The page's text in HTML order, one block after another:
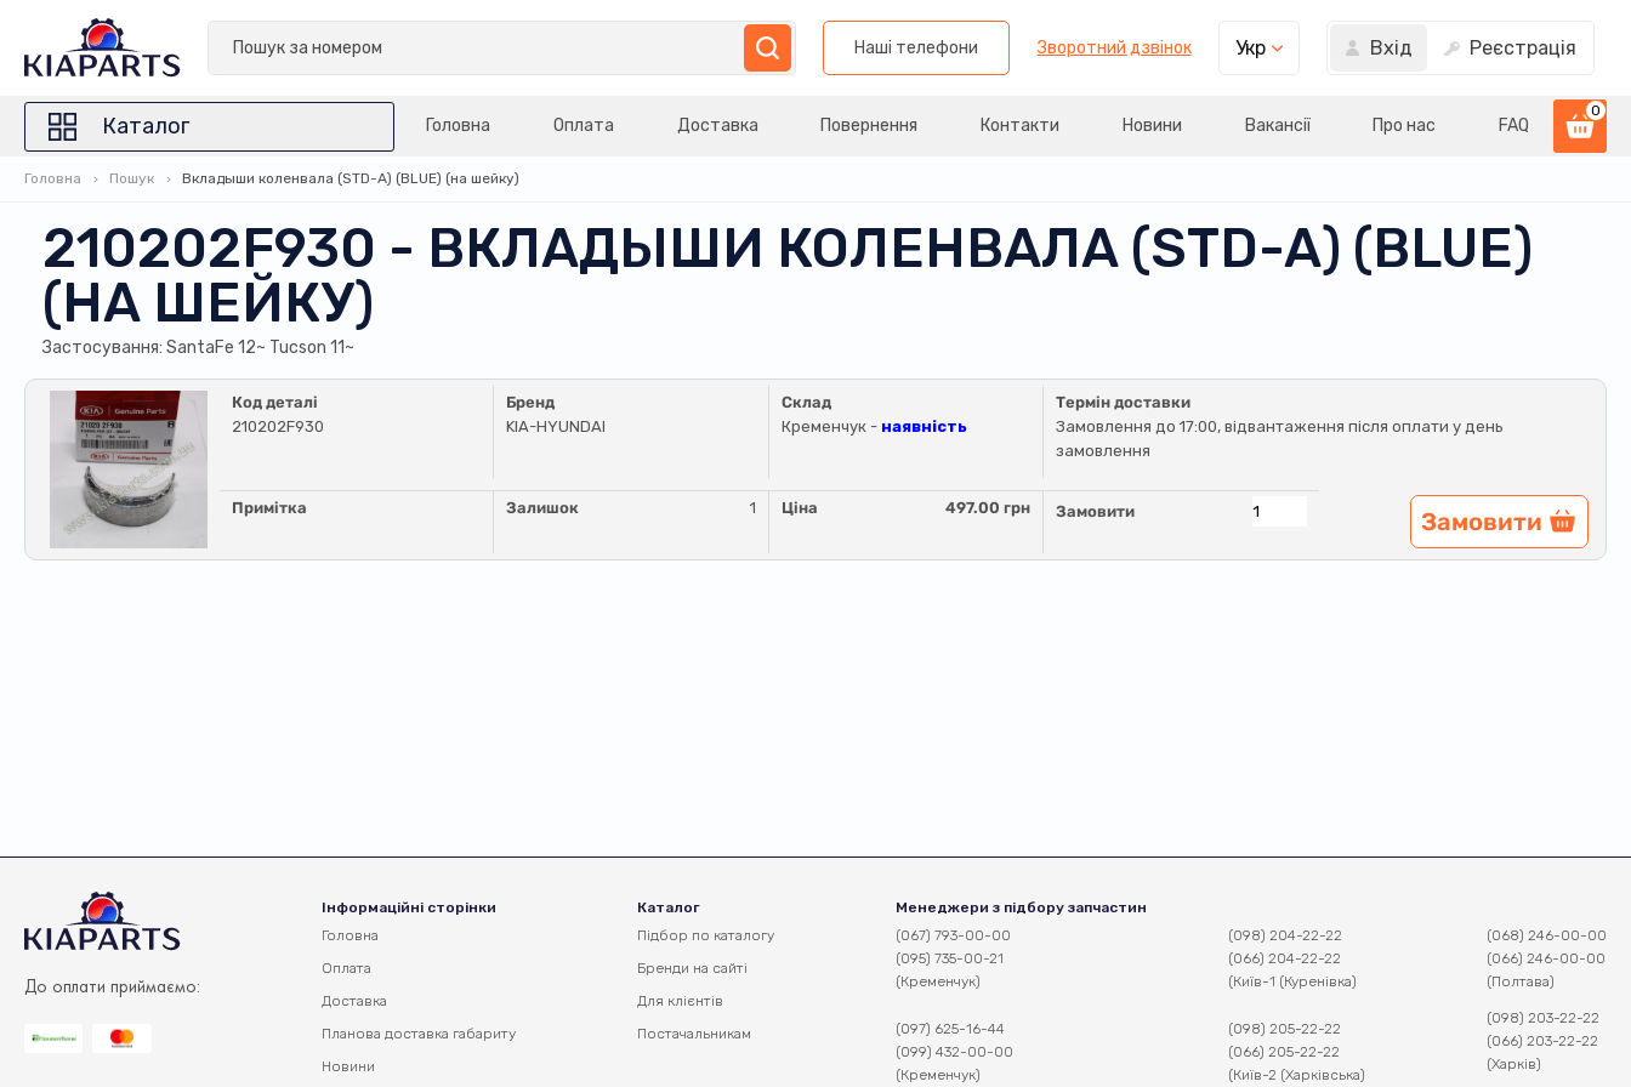
Наші телефони Зворотний дзвінок Укр Вхід Реєстрація
Каталог Головна Оплата Доставка Повернення Контакти Новини Вакансії Про нас FAQ
0
Головна Пошук Вкладыши коленвала (STD-A) (BLUE) (на шейку)
210202F930 - ВКЛАДЫШИ КОЛЕНВАЛА (STD-A) (BLUE)
(НА ШЕЙКУ)
Застосування: SantaFe 12~ Tucson 11~
Код деталі
210202F930
Бренд
KIA-HYUNDAI
Склад
Кременчук - наявність
Термін доставки
Замовлення до 17:00, відвантаження після оплати у день
замовлення
Примітка Залишок 1 Ціна 497.00 грн Замовити Замовити
До оплати приймаємо:
Інформаційні сторінки
Головна
Оплата
Доставка
Планова доставка габариту
Новини
Каталог
Підбор по каталогу
Бренди на сайті
Для клієнтів
Постачальникам
Менеджери з підбору запчастин
(067) 793-00-00
(095) 735-00-21
(Кременчук)
(097) 625-16-44
(099) 432-00-00
(Кременчук)
(098) 204-22-22
(066) 204-22-22
(Київ-1 (Куренівка)
(098) 205-22-22
(066) 205-22-22
(Київ-2 (Харківська)
(068) 246-00-00
(066) 246-00-00
(Полтава)
(098) 203-22-22
(066) 203-22-22
(Харків)